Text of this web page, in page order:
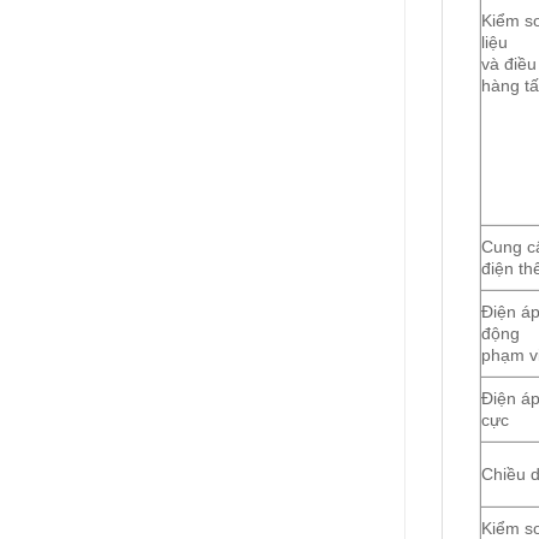
Kiểm
liệu
và
hàng
Cung
điện
Điện
động
phạm
Điện
cực
Chiều
Kiểm